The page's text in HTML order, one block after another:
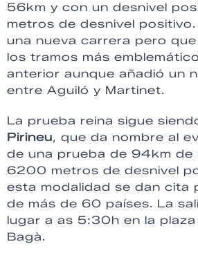
56km y con un desnivel
metros de desnivel
una nueva carrera pero
los tramos más
anterior aunque añadió un
entre Aguiló y Martinet.
La prueba reina sigue
Pirineu, que da nombre al
de una prueba de 94km de
6200 metros de desnivel
esta modalidad se dan cita
de más de 60 países. La
lugar a as 5:30h en la plaza
Bagà.